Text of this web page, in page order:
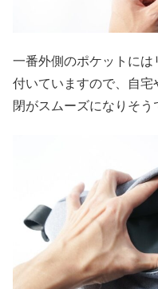
一番外側のポケットに
付いていますので、自宅
閉がスムーズになりそう